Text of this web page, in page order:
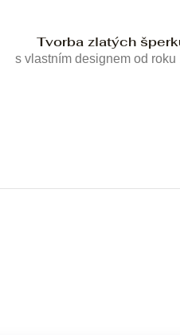
Tvorba zlatých
s vlastním designem od roku